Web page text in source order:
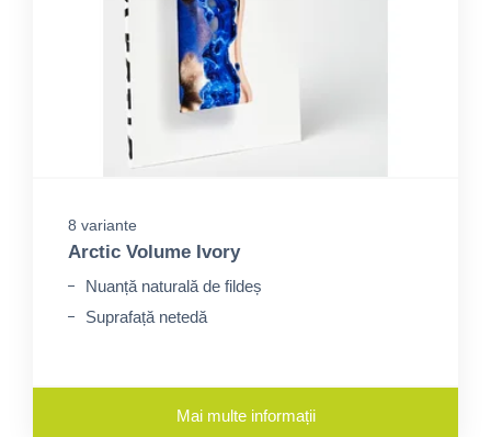
8 variante
Arctic Volume Ivory
Nuanță naturală de fildeș
Suprafață netedă
Mai multe informații